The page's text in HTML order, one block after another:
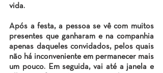
vida.
Após a festa, a pessoa se vê com muitos
presentes que ganharam e na companhia
apenas daqueles convidados, pelos quais
não há inconveniente em permanecer mais
um pouco. Em seguida, vai até a janela e